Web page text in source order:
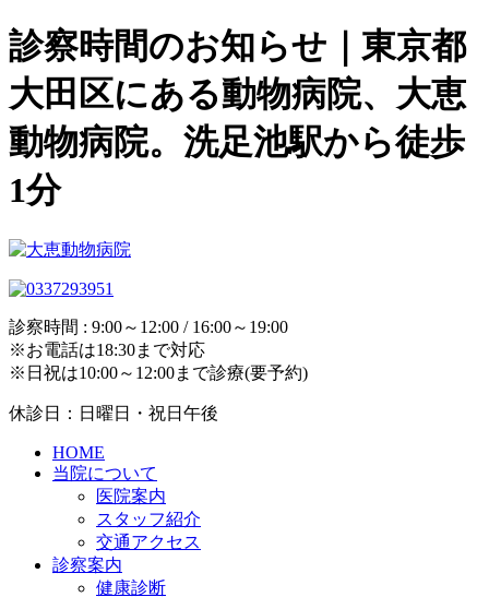
診察時間のお知らせ｜東京都
大田区にある動物病院、大恵
動物病院。洗足池駅から徒歩
1分
診察時間 : 9:00～12:00 / 16:00～19:00
※お電話は18:30まで対応
※日祝は10:00～12:00まで診療(要予約)
休診日：日曜日・祝日午後
HOME
当院について
医院案内
スタッフ紹介
交通アクセス
診察案内
健康診断